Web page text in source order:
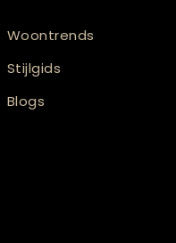
Woontrends
Stijlgids
Blogs